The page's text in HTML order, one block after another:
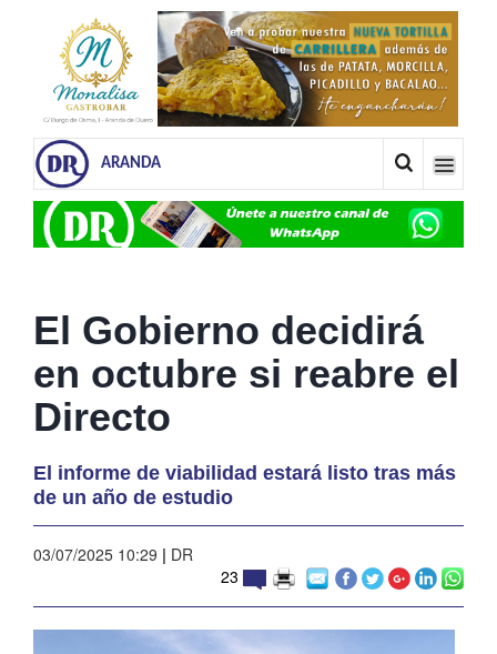
ARANDA
El Gobierno decidirá
en octubre si reabre el
Directo
El informe de viabilidad estará listo tras más
de un año de estudio
03/07/2025 10:29 | DR
23